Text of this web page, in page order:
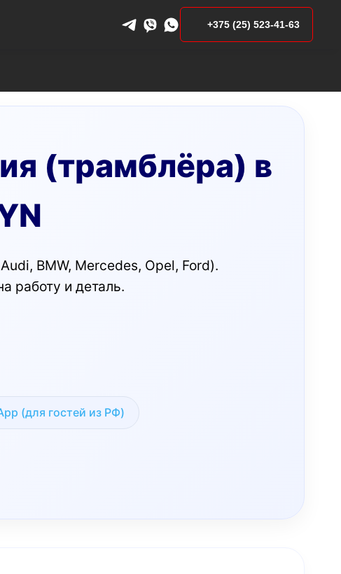
+375 (25) 523-41-63
(трамблёра) в
BMW, Mercedes, Opel, Ford).
работу и деталь.
(для гостей из РФ)